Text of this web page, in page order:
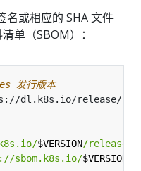
或相应的 SHA 文件
单（SBOM）：
发行版本
dl.k8s.io/release/
$VERSION/release"
sbom.k8s.io/$VERSION